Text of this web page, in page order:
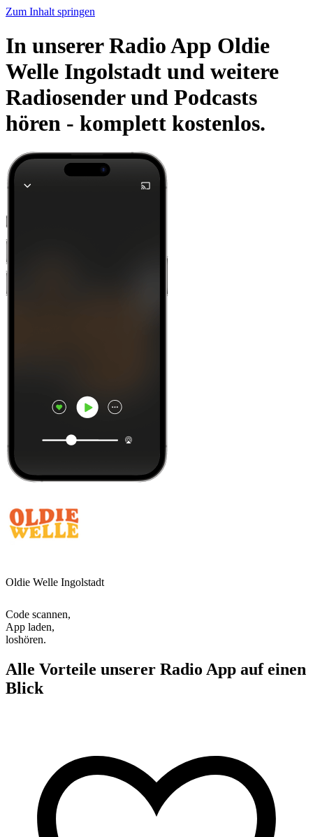
Zum Inhalt springen
In unserer Radio App Oldie
Welle Ingolstadt und weitere
Radiosender und Podcasts
hören - komplett kostenlos.
Oldie Welle Ingolstadt
Code scannen,
App laden,
loshören.
Alle Vorteile unserer Radio App auf einen
Blick